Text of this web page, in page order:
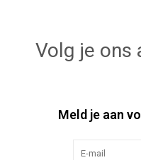
Volg je ons
Meld je aan